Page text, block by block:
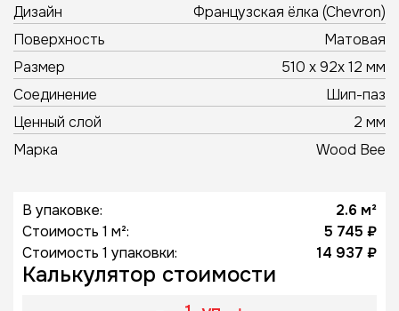
Дизайн
Французская ёлка (Chevron)
Поверхность
Матовая
Размер
510 х 92х 12 мм
Соединение
Шип-паз
Ценный слой
2 мм
Марка
Wood Bee
В упаковке:
2.6 м²
Стоимость 1 м²:
5 745 ₽
Стоимость 1 упаковки:
14 937 ₽
Калькулятор стоимости